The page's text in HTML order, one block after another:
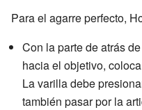
Para el agarre perfecto,
Con la parte de atrás
hacia el objetivo,
La varilla debe
también pasar por la